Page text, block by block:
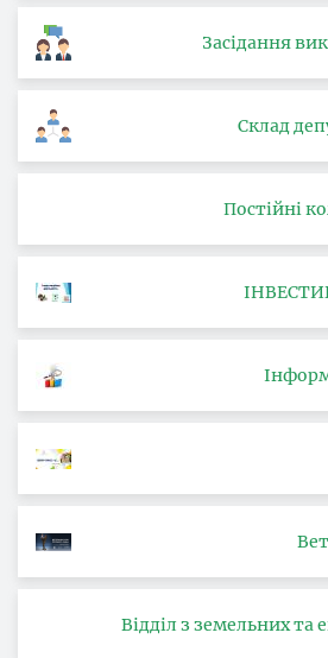
Засідання
Склад
Постійні
Відділ з земельних та